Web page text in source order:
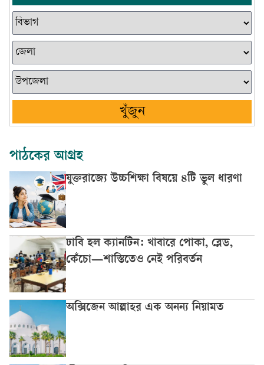
খুঁজুন
পাঠকের আগ্রহ
যুক্তরাজ্যে উচ্চশিক্ষা বিষয়ে ৪টি ভুল ধারণা
ঢাবি হল ক্যানটিন: খাবারে পোকা, ব্লেড,
কেঁচো—শাস্তিতেও নেই পরিবর্তন
অক্সিজেন আল্লাহর এক অনন্য নিয়ামত